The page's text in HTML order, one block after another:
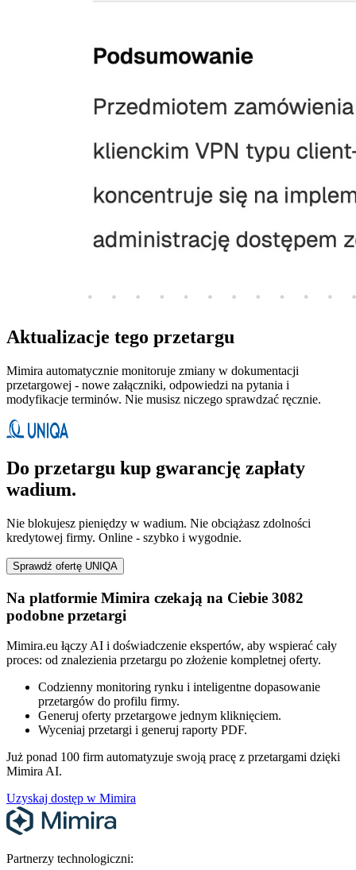
Aktualizacje tego przetargu
Mimira automatycznie monitoruje zmiany w dokumentacji
przetargowej - nowe załączniki, odpowiedzi na pytania i
modyfikacje terminów. Nie musisz niczego sprawdzać ręcznie.
Do przetargu kup gwarancję zapłaty
wadium.
Nie blokujesz pieniędzy w wadium. Nie obciążasz zdolności
kredytowej firmy. Online - szybko i wygodnie.
Sprawdź ofertę UNIQA
Na platformie Mimira czekają na Ciebie 3082
podobne przetargi
Mimira.eu łączy AI i doświadczenie ekspertów, aby wspierać cały
proces: od znalezienia przetargu po złożenie kompletnej oferty.
Codzienny monitoring rynku i inteligentne dopasowanie
przetargów do profilu firmy.
Generuj oferty przetargowe jednym kliknięciem.
Wyceniaj przetargi i generuj raporty PDF.
Już ponad 100 firm automatyzuje swoją pracę z przetargami dzięki
Mimira AI.
Uzyskaj dostęp w Mimira
Partnerzy technologiczni: